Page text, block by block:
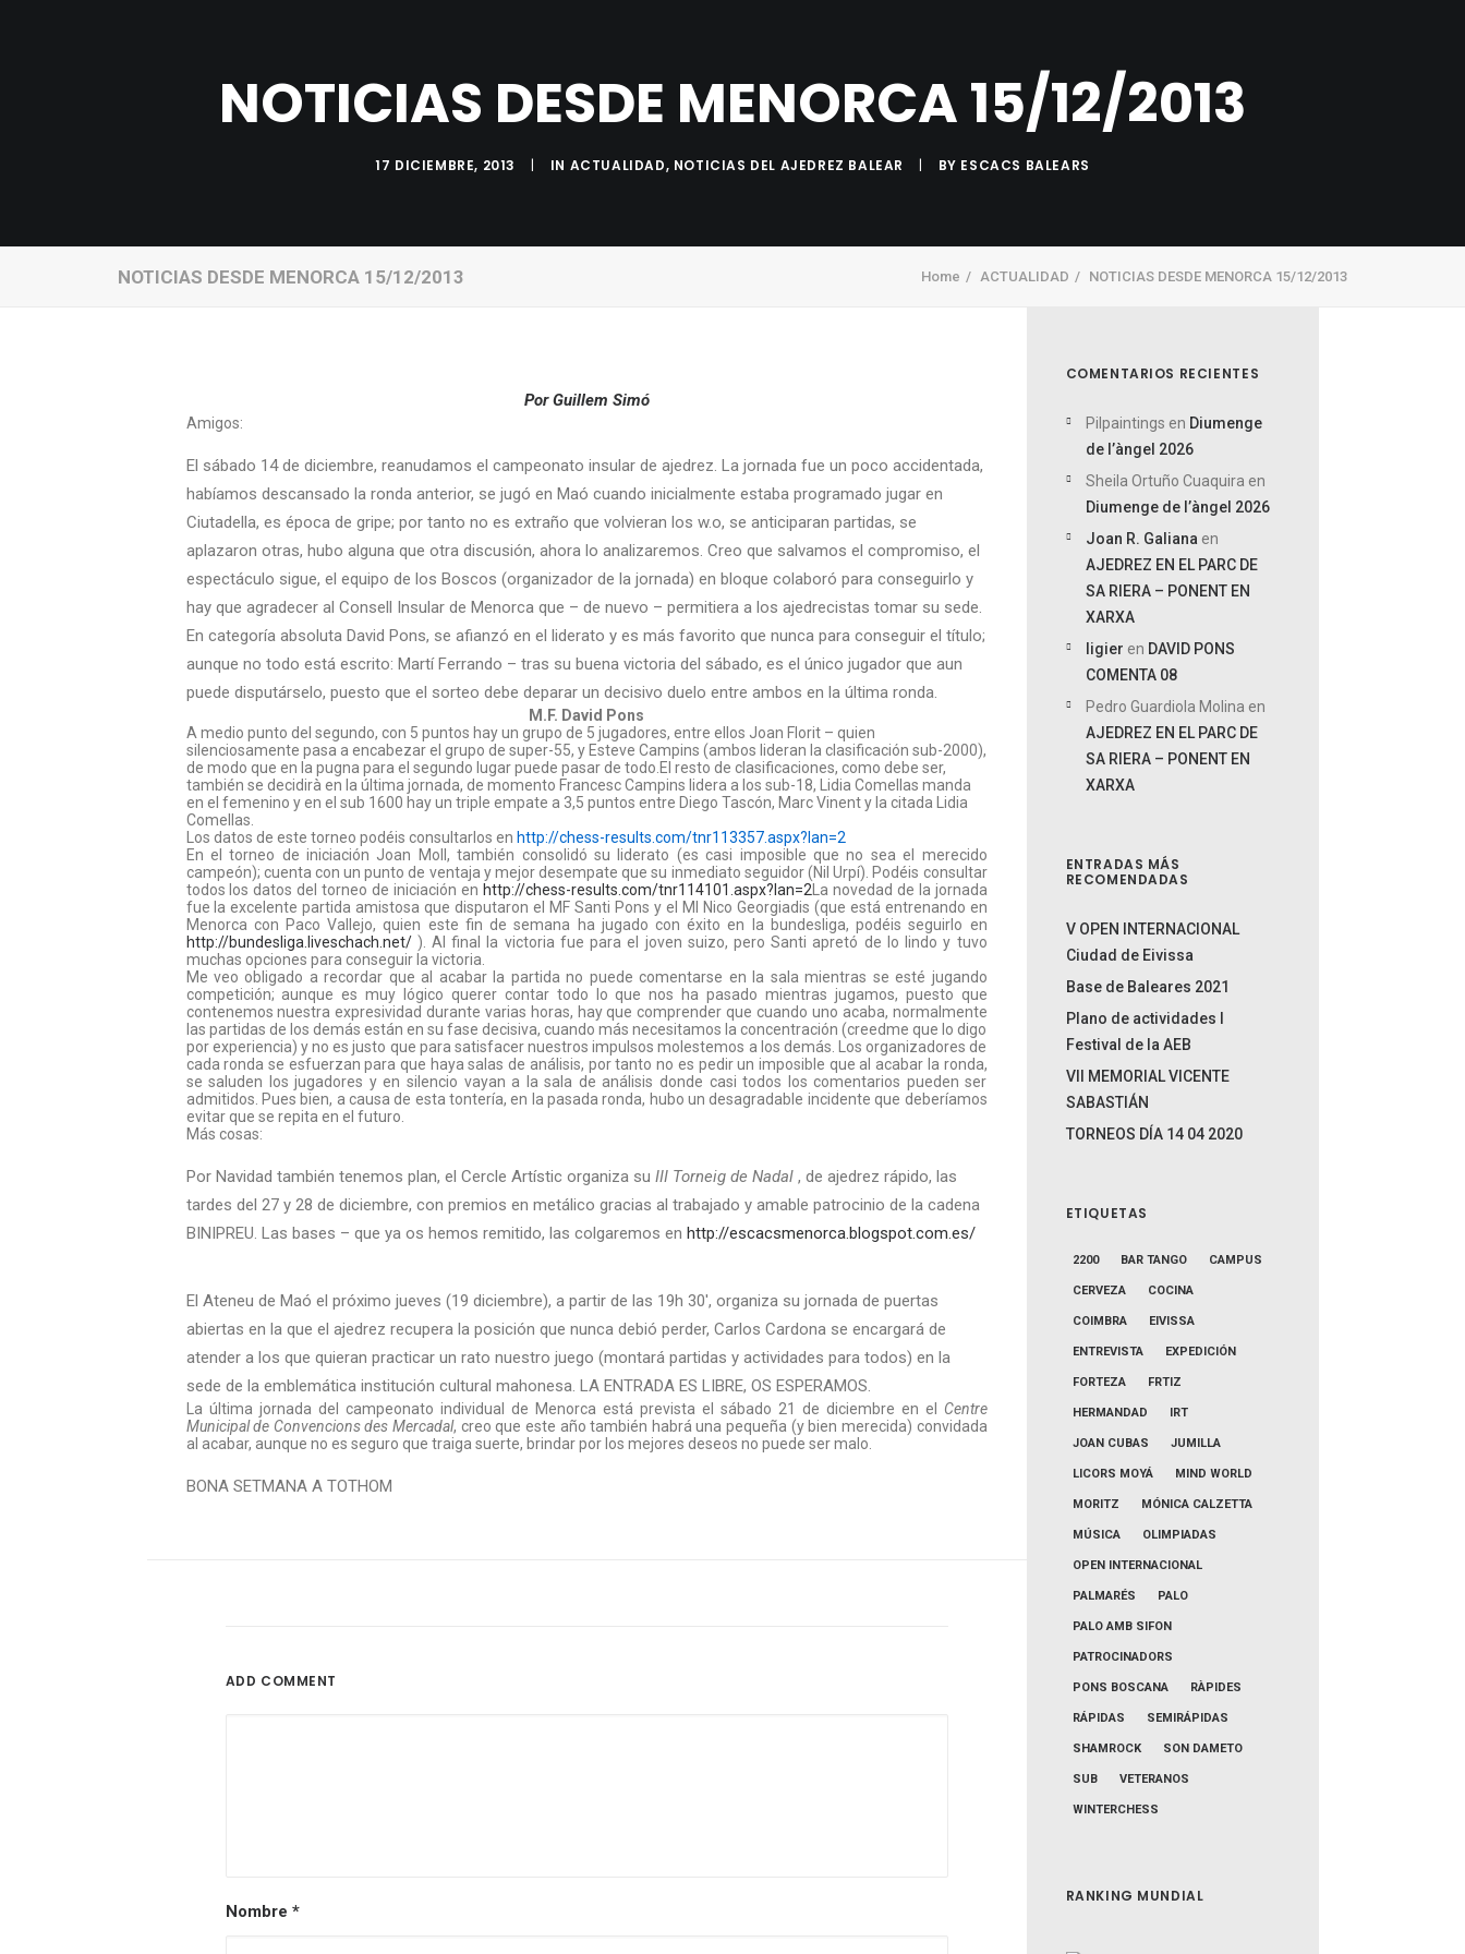
NOTICIAS DESDE MENORCA 15/12/2013
17 DICIEMBRE, 2013 | IN ACTUALIDAD, NOTICIAS DEL AJEDREZ BALEAR | BY ESCACS BALEARS
NOTICIAS DESDE MENORCA 15/12/2013 Home ACTUALIDAD NOTICIAS DESDE MENORCA 15/12/2013
Por Guillem Simó
Amigos:
El sábado 14 de diciembre, reanudamos el campeonato insular de ajedrez. La jornada fue un poco accidentada,
habíamos descansado la ronda anterior, se jugó en Maó cuando inicialmente estaba programado jugar en
Ciutadella, es época de gripe; por tanto no es extraño que volvieran los w.o, se anticiparan partidas, se
aplazaron otras, hubo alguna que otra discusión, ahora lo analizaremos. Creo que salvamos el compromiso, el
espectáculo sigue, el equipo de los Boscos (organizador de la jornada) en bloque colaboró para conseguirlo y
hay que agradecer al Consell Insular de Menorca que – de nuevo – permitiera a los ajedrecistas tomar su sede.
En categoría absoluta David Pons, se afianzó en el liderato y es más favorito que nunca para conseguir el título;
aunque no todo está escrito: Martí Ferrando – tras su buena victoria del sábado, es el único jugador que aun
puede disputárselo, puesto que el sorteo debe deparar un decisivo duelo entre ambos en la última ronda.
M.F. David Pons
A medio punto del segundo, con 5 puntos hay un grupo de 5 jugadores, entre ellos Joan Florit – quien
silenciosamente pasa a encabezar el grupo de super-55, y Esteve Campins (ambos lideran la clasificación sub-2000),
de modo que en la pugna para el segundo lugar puede pasar de todo.El resto de clasificaciones, como debe ser,
también se decidirà en la última jornada, de momento Francesc Campins lidera a los sub-18, Lidia Comellas manda
en el femenino y en el sub 1600 hay un triple empate a 3,5 puntos entre Diego Tascón, Marc Vinent y la citada Lidia
Comellas.
Los datos de este torneo podéis consultarlos en http://chess-results.com/tnr113357.aspx?lan=2
En el torneo de iniciación Joan Moll, también consolidó su liderato (es casi imposible que no sea el merecido
campeón); cuenta con un punto de ventaja y mejor desempate que su inmediato seguidor (Nil Urpí). Podéis consultar
todos los datos del torneo de iniciación en http://chess-results.com/tnr114101.aspx?lan=2 La novedad de la jornada
fue la excelente partida amistosa que disputaron el MF Santi Pons y el MI Nico Georgiadis (que está entrenando en
Menorca con Paco Vallejo, quien este fin de semana ha jugado con éxito en la bundesliga, podéis seguirlo en
http://bundesliga.liveschach.net/). Al final la victoria fue para el joven suizo, pero Santi apretó de lo lindo y tuvo
muchas opciones para conseguir la victoria.
Me veo obligado a recordar que al acabar la partida no puede comentarse en la sala mientras se esté jugando
competición; aunque es muy lógico querer contar todo lo que nos ha pasado mientras jugamos, puesto que
contenemos nuestra expresividad durante varias horas, hay que comprender que cuando uno acaba, normalmente
las partidas de los demás están en su fase decisiva, cuando más necesitamos la concentración (creedme que lo digo
por experiencia) y no es justo que para satisfacer nuestros impulsos molestemos a los demás. Los organizadores de
cada ronda se esfuerzan para que haya salas de análisis, por tanto no es pedir un imposible que al acabar la ronda,
se saluden los jugadores y en silencio vayan a la sala de análisis donde casi todos los comentarios pueden ser
admitidos. Pues bien, a causa de esta tontería, en la pasada ronda, hubo un desagradable incidente que deberíamos
evitar que se repita en el futuro.
Más cosas:
Por Navidad también tenemos plan, el Cercle Artístic organiza su III Torneig de Nadal , de ajedrez rápido, las
tardes del 27 y 28 de diciembre, con premios en metálico gracias al trabajado y amable patrocinio de la cadena
BINIPREU. Las bases – que ya os hemos remitido, las colgaremos en http://escacsmenorca.blogspot.com.es/
El Ateneu de Maó el próximo jueves (19 diciembre), a partir de las 19h 30′, organiza su jornada de puertas
abiertas en la que el ajedrez recupera la posición que nunca debió perder, Carlos Cardona se encargará de
atender a los que quieran practicar un rato nuestro juego (montará partidas y actividades para todos) en la
sede de la emblemática institución cultural mahonesa. LA ENTRADA ES LIBRE, OS ESPERAMOS.
La última jornada del campeonato individual de Menorca está prevista el sábado 21 de diciembre en el
Centre
Municipal de Convencions des Mercadal, creo que este año también habrá una pequeña (y bien merecida) convidada
al acabar, aunque no es seguro que traiga suerte, brindar por los mejores deseos no puede ser malo.
BONA SETMANA A TOTHOM
ADD COMMENT
Nombre *
COMENTARIOS RECIENTES
Pilpaintings en Diumenge
de l’àngel 2026
Sheila Ortuño Cuaquira en
Diumenge de l’àngel 2026
Joan R. Galiana en
AJEDREZ EN EL PARC DE
SA RIERA – PONENT EN
XARXA
ligier en DAVID PONS
COMENTA 08
Pedro Guardiola Molina en
AJEDREZ EN EL PARC DE
SA RIERA – PONENT EN
XARXA
ENTRADAS MÁS
RECOMENDADAS
V OPEN INTERNACIONAL
Ciudad de Eivissa
Base de Baleares 2021
Plano de actividades I
Festival de la AEB
VII MEMORIAL VICENTE
SABASTIÁN
TORNEOS DÍA 14 04 2020
ETIQUETAS
2200 BAR TANGO CAMPUS
CERVEZA COCINA
COIMBRA EIVISSA
ENTREVISTA EXPEDICIÓN
FORTEZA FRTIZ
HERMANDAD IRT
JOAN CUBAS JUMILLA
LICORS MOYÁ MIND WORLD
MORITZ MÓNICA CALZETTA
MÚSICA OLIMPIADAS
OPEN INTERNACIONAL
PALMARÉS PALO
PALO AMB SIFON
PATROCINADORS
PONS BOSCANA RÀPIDES
RÁPIDAS SEMIRÁPIDAS
SHAMROCK SON DAMETO
SUB VETERANOS
WINTERCHESS
RANKING MUNDIAL